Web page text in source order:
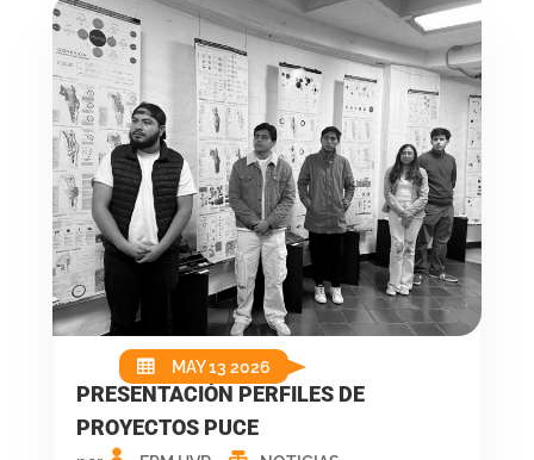
PRESENTACIÓN PERFILES DE
PROYECTOS PUCE
MAY 13 2026